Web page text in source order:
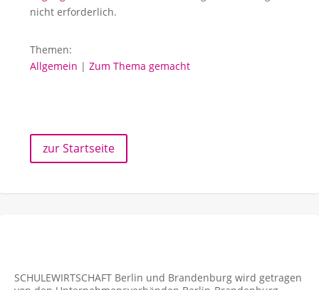
nicht erforderlich.
Themen:
Allgemein | Zum Thema gemacht
zur Startseite
SCHULEWIRTSCHAFT Berlin und Brandenburg wird getragen